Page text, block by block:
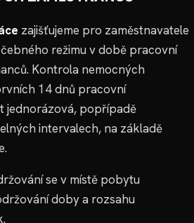
zajišťujeme pro zaměstnavatele
režimu v době pracovní
Kontrola nemocných
14 dnů pracovní
jednorázová, popřípadě
intervalech, na základě
se v místě pobytu
doby a rozsahu